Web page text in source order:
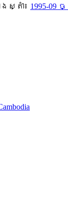
ស្តាំ៖ 1995-